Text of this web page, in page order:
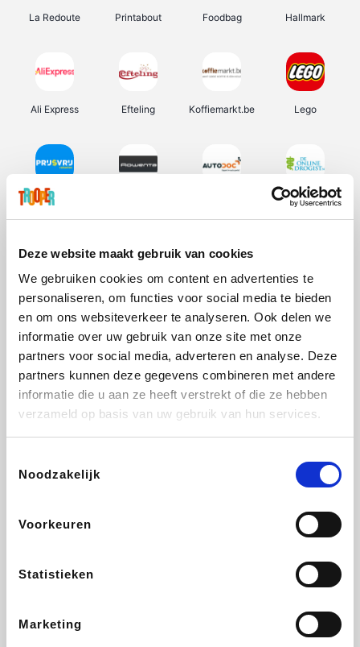
Deze website maakt gebruik van cookies
We gebruiken cookies om content en advertenties te
personaliseren, om functies voor social media te bieden
en om ons websiteverkeer te analyseren. Ook delen we
informatie over uw gebruik van onze site met onze
partners voor social media, adverteren en analyse. Deze
partners kunnen deze gegevens combineren met andere
informatie die u aan ze heeft verstrekt of die ze hebben
verzameld op basis van uw gebruik van hun services.
Noodzakelijk
Voorkeuren
Statistieken
Marketing
La Redoute Printabout Foodbag Hallmark
Ali Express Efteling Koffiemarkt.be Lego
Prijsvrij De Online Drogist
Vidaxl Plopsa Lampenlicht.be Adidas
All Accor
DectDirect ZEB
SupraBazar